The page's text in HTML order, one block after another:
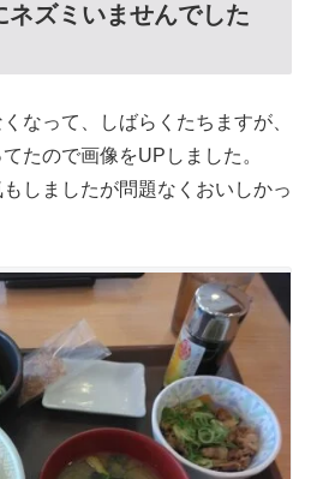
ネズミいませんでした
なって、しばらくたちますが、
たので画像をUPしました。
しましたが問題なくおいしかっ